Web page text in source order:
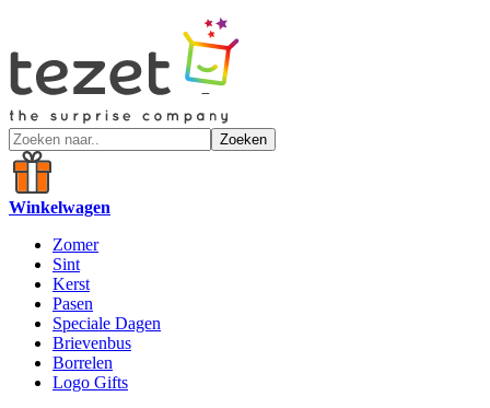
Zoeken
Winkelwagen
Zomer
Sint
Kerst
Pasen
Speciale Dagen
Brievenbus
Borrelen
Logo Gifts